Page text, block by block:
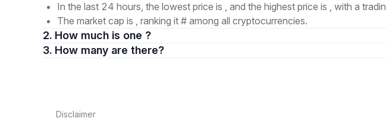
In the last 24 hours, the lowest price is , and the highest price is , with a
The market cap is , ranking it # among all cryptocurrencies.
2. How much is one ?
3. How many are there?
Disclaimer